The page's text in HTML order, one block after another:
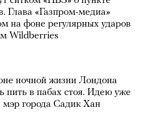
Глава «Газпром-медиа»
на фоне регулярных ударов
Wildberries
ночной жизни Лондона
пить в пабах стоя. Идею уже
мэр города Садик Хан